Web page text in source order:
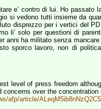
e’ contro di lui. Ho
si vedono tutti insieme da
disprezzo per i vertici del
li’ solo per questioni di
anni ha militato senza
sporco lavoro, non di
level of press freedom
over the concentration
afp/article/